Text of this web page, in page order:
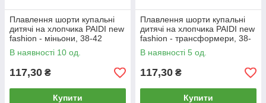
Плавлення шорти купальні
дитячі на хлопчика PAIDI new
fashion - міньони, 38-42
розмір, 8111
В наявності 10 од.
117,30 ₴
Купити
Плавлення шорти купальні
дитячі на хлопчика PAIDI new
fashion - трансформери, 38-
42 розмір, 8114
В наявності 5 од.
117,30 ₴
Купити